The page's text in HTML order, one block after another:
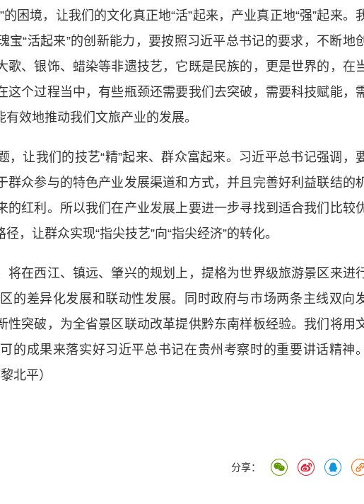
困境，让我们的文化真正地“活”起来，产业真正地“强”起来。
“活起来”的创新能力，要按照习近平总书记的要求，不断地创
歌、银饰、蜡染等非遗技艺，它既是民族的，更是世界的，在
这个过程当中，有些瓶颈还需要我们去突破，需要科技赋能，
效地推动我们文旅产业的发展。
让我们的技艺“精”起来、群众富起来。习近平总书记强调，
群众参与的特色产业发展渠道和方式，并且完善好利益联结的
的红利。所以我们在产业发展上要进一步寻找到适合我们比较
，让群众实现“指尖技艺”向“指尖经济”的转化。
在西江、镇远、肇兴的规划上，提格为世界级旅游景区来进
的差异化发展和联动性发展。同时政府与市场两条主线双向
性突破，为全省景区联动改革提供黔东南样板经验。我们将用
的成果来落实好习近平总书记在贵州考察时的重要讲话精神。
北平）
分享：